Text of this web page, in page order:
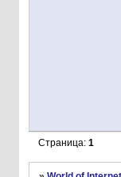
Страница: 1